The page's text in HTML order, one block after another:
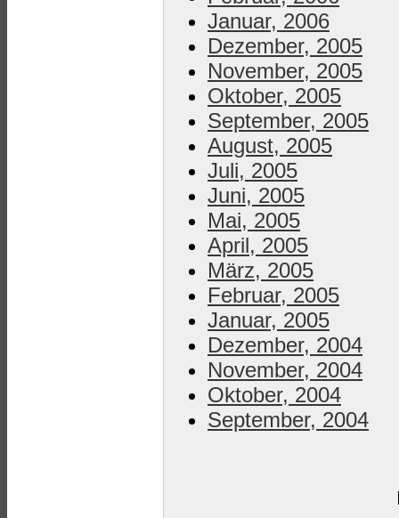
Januar, 2006
Dezember, 2005
November, 2005
Oktober, 2005
September, 2005
August, 2005
Juli, 2005
Juni, 2005
Mai, 2005
April, 2005
März, 2005
Februar, 2005
Januar, 2005
Dezember, 2004
November, 2004
Oktober, 2004
September, 2004